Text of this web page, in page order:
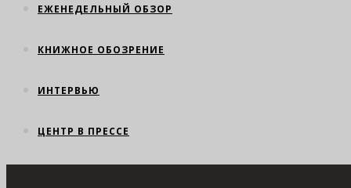
ЕЖЕНЕДЕЛЬНЫЙ ОБЗОР
КНИЖНОЕ ОБОЗРЕНИЕ
ИНТЕРВЬЮ
ЦЕНТР В ПРЕССЕ